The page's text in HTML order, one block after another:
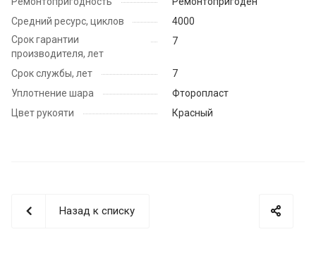
Средний ресурс, циклов
4000
Срок гарантии
производителя, лет
7
Срок службы, лет
7
Уплотнение шара
Фторопласт
Цвет рукояти
Красный
Назад к списку